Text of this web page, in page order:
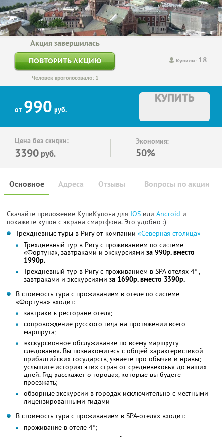
Купили: 18
Акция завершилась
ПОВТОРИТЬ АКЦИЮ
Человек проголосовало: 1
от 990 руб.
КУПИТЬ
Цена без скидки:
3390 руб.
Экономия:
50%
Основное Отзывы Вопросы по акции
Адреса
Скачайте приложение КупиКупона для IOS или Android и
покажите купон с экрана смартфона. Это удобно :)
Трехдневные туры в Ригу от компании «Северная столица»
Трехдневный тур в Ригу с проживанием по системе
«Фортуна», завтраками и экскурсиями за 990р. вместо
1990р.
Трехдневный тур в Ригу с проживанием в SPA-отелях 4* ,
завтраками и экскурсиями за 1690р. вместо 3390р.
В стоимость тура с проживанием в отеле по системе
«Фортуна» входит:
завтраки в ресторане отеля;
сопровождение русского гида на протяжении всего
маршрута;
экскурсионное обслуживание по всему маршруту
следования. Вы познакомитесь с общей характеристикой
прибалтийских государств, узнаете про обычаи и нравы;
услышите историю этих стран от средневековья до наших
дней. Гид расскажет о городах, которые вы будете
проезжать;
обзорные экскурсии в городах исключительно с местными
лицензированными гидами
В стоимость тура с проживанием в SPA-отелях входит:
проживание в отеле 4*;